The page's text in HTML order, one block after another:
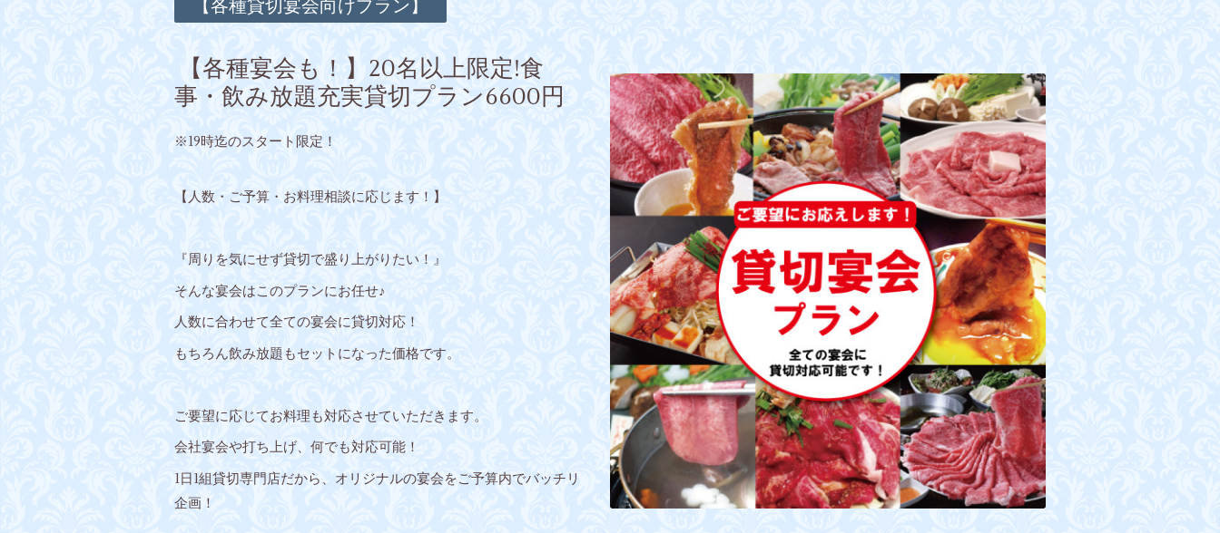
【各種貸切宴会向けプラン】
【各種宴会も！】20名以上限定!食
事・飲み放題充実貸切プラン6600円
※19時迄のスタート限定！
【人数・ご予算・お料理相談に応じます！】
『周りを気にせず貸切で盛り上がりたい！』
そんな宴会はこのプランにお任せ♪
人数に合わせて全ての宴会に貸切対応！
もちろん飲み放題もセットになった価格です。
ご要望に応じてお料理も対応させていただきます。
会社宴会や打ち上げ、何でも対応可能！
1日1組貸切専門店だから、オリジナルの宴会をご予算内でバッチリ
企画！